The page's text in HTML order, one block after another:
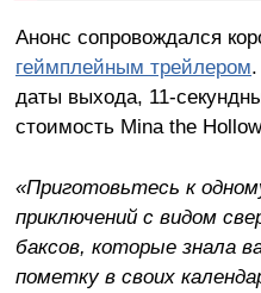
Анонс сопровождался
геймплейным трейлером
даты выхода, 11-
стоимость Mina the
«Приготовьтесь к
приключений с видом
баксов, которые знала
пометку в своих